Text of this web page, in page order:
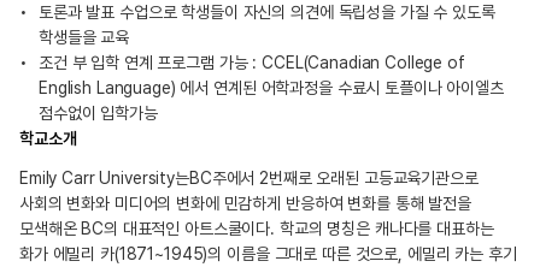
토론과 발표 수업으로 학생들이 자신의 의견에 독립성을 가질 수 있도록
학생들을 교육
조건 부 입학 연계 프로그램 가능 : CCEL(Canadian College of
English Language) 에서 연계된 어학과정을 수료시 토플이나 아이엘츠
점수없이 입학가능
학교소개
Emily Carr University는BC주에서 2번째로 오래된 고등교육기관으로
사회의 변화와 미디어의 변화에 민감하게 반응하여 변화를 통해 발전을
모색해온 BC의 대표적인 아트스쿨이다. 학교의 명칭은 캐나다를 대표하는
화가 에밀리 카(1871~1945)의 이름을 그대로 따른 것으로, 에밀리 카는 후기